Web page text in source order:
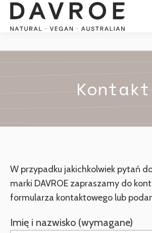
Kontakt
W przypadku jakichkolwiek pytań
marki DAVROE zapraszamy do
formularza kontaktowego lub
Imię i nazwisko (wymagane)